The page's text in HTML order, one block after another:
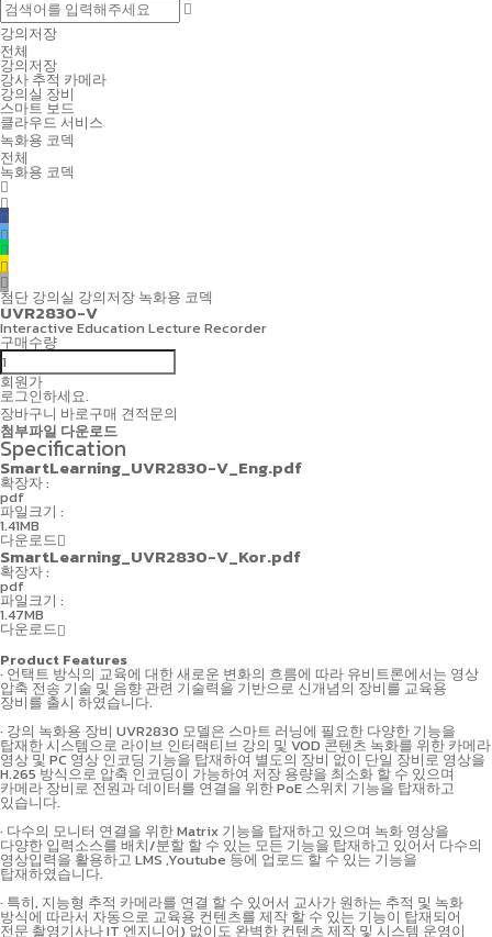
강의저장
전체
강의저장
강사 추적 카메라
강의실 장비
스마트 보드
클라우드 서비스
녹화용 코덱
전체
녹화용 코덱
첨단 강의실 강의저장 녹화용 코덱
UVR2830-V
Interactive Education Lecture Recorder
구매수량
회원가
로그인하세요.
장바구니 바로구매 견적문의
첨부파일 다운로드
Specification
SmartLearning_UVR2830-V_Eng.pdf
확장자 :
pdf
파일크기 :
1.41MB
다운로드
SmartLearning_UVR2830-V_Kor.pdf
확장자 :
pdf
파일크기 :
1.47MB
다운로드
Product Features
· 언택트 방식의 교육에 대한 새로운 변화의 흐름에 따라 유비트론에서는 영상
압축 전송 기술 및 음향 관련 기술력을 기반으로 신개념의 장비를 교육용
장비를 출시 하였습니다.
· 강의 녹화용 장비 UVR2830 모델은 스마트 러닝에 필요한 다양한 기능을
탑재한 시스템으로 라이브 인터랙티브 강의 및 VOD 콘텐츠 녹화를 위한 카메라
영상 및 PC 영상 인코딩 기능을 탑재하여 별도의 장비 없이 단일 장비로 영상을
H.265 방식으로 압축 인코딩이 가능하여 저장 용량을 최소화 할 수 있으며
카메라 장비로 전원과 데이터를 연결을 위한 PoE 스위치 기능을 탑재하고
있습니다.
· 다수의 모니터 연결을 위한 Matrix 기능을 탑재하고 있으며 녹화 영상을
다양한 입력소스를 배치/분할 할 수 있는 모든 기능을 탑재하고 있어서 다수의
영상입력을 활용하고 LMS ,Youtube 등에 업로드 할 수 있는 기능을
탑재하였습니다.
· 특히, 지능형 추적 카메라를 연결 할 수 있어서 교사가 원하는 추적 및 녹화
방식에 따라서 자동으로 교육용 컨텐츠를 제작 할 수 있는 기능이 탑재되어
전문 촬영기사나 IT 엔지니어) 없이도 완벽한 컨텐츠 제작 및 시스템 운영이